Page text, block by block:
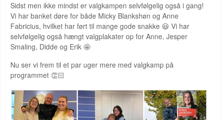
Sidst men ikke mindst er valgkampen selvfølgelig også i gang!
Vi har banket døre for både Micky Blankshøn og Anne
Fabricius, hvilket har ført til mange gode snakke 😃 Vi har
selvfølgelig også hængt valgplakater op for Anne, Jesper
Smaling, Didde og Erik 🤩
Nu ser vi frem til et par uger mere med valgkamp på
programmet 👏🏻